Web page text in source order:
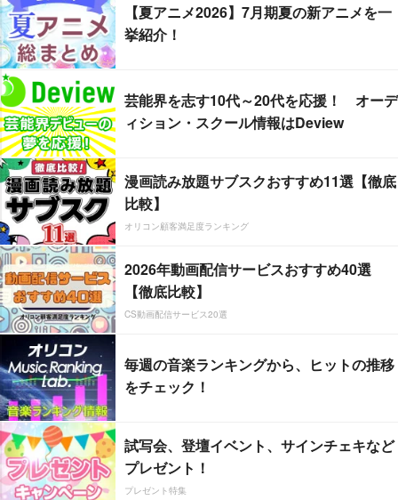
【夏アニメ2026】7月期夏の新アニメを一
挙紹介！
芸能界を志す10代～20代を応援！ オーデ
ィション・スクール情報はDeview
漫画読み放題サブスクおすすめ11選【徹底
比較】
オリコン顧客満足度ランキング
2026年動画配信サービスおすすめ40選
【徹底比較】
CS動画配信サービス20選
毎週の音楽ランキングから、ヒットの推移
をチェック！
試写会、登壇イベント、サインチェキなど
プレゼント！
プレゼント特集